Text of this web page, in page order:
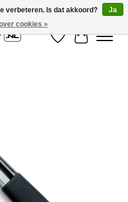
Verlanglijst
Items
verbeteren. Is dat akkoord?
Ja
cookies »